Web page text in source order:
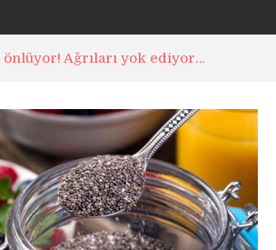
önlüyor! Ağrıları yok ediyor…